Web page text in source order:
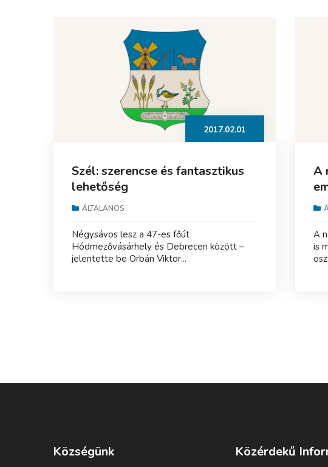
2017.02.01
Szél: szerencse és fantasztikus
lehetőség
ÁLTALÁNOS
Négysávos lesz a 47-es főút
Hódmezővásárhely és Debrecen között –
jelentette be Orbán Viktor...
A
A
is
Községünk Közérdekű